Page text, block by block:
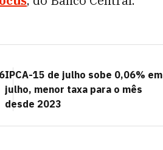
IPCA-15 de julho sobe 0,06% em
julho, menor taxa para o mês
desde 2023